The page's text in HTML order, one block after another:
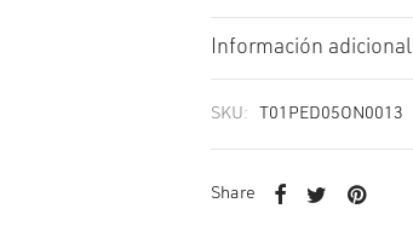
Información adicional
SKU: T01PED05ON0013
Share